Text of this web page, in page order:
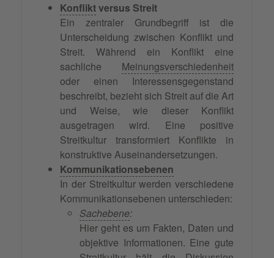
Konfliktversus Streit
Ein zentraler Grundbegriff ist die
Unterscheidung zwischen Konflikt und
Streit. Während ein Konflikt eine
sachliche Meinungsverschiedenheit
oder einen Interessensgegenstand
beschreibt, bezieht sich Streit auf die Art
und Weise, wie dieser Konflikt
ausgetragen wird. Eine positive
Streitkultur transformiert Konflikte in
konstruktive Auseinandersetzungen.
Kommunikationsebenen
In der Streitkultur werden verschiedene
Kommunikationsebenen unterschieden:
Sachebene:
Hier geht es um Fakten, Daten und
objektive Informationen. Eine gute